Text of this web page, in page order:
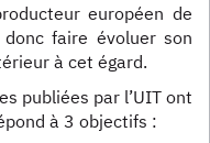
européen de
faire évoluer son
à cet égard.
publiées par l’UIT ont
à 3 objectifs :